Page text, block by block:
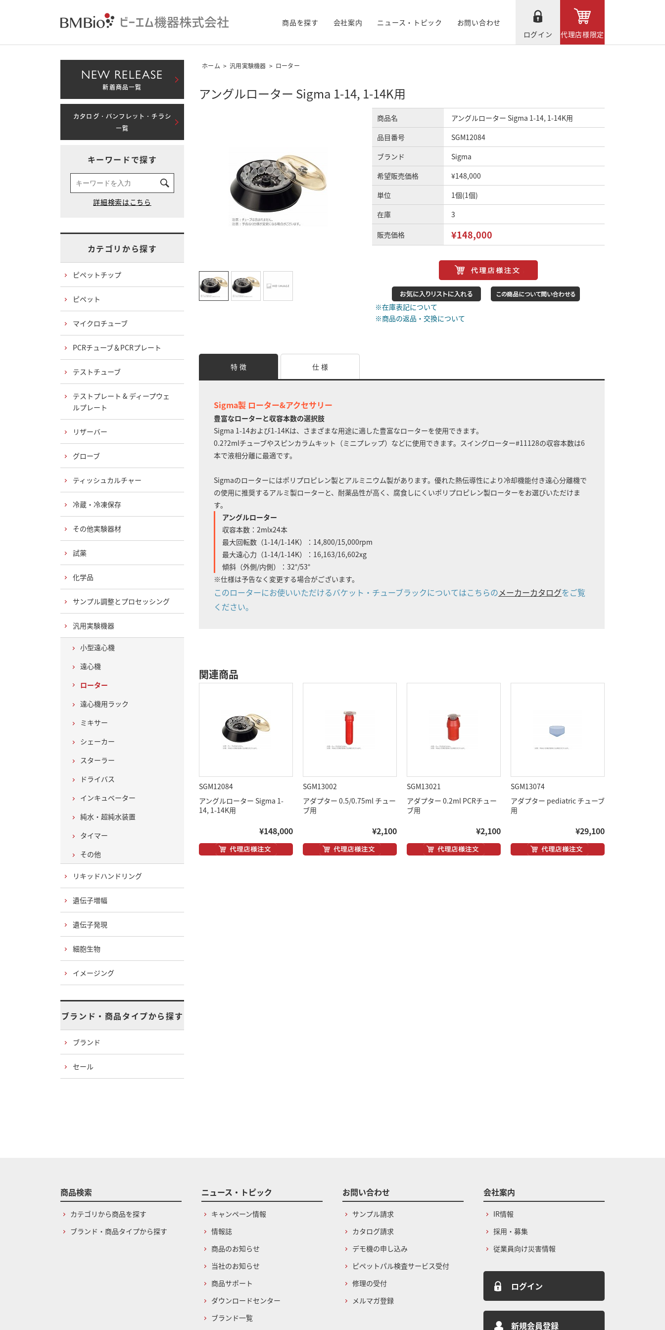
商品を探す 会社案内 ニュース・トピック
お問い合わせ
ログイン
代理店様限定
ホーム > 汎用実験機器 > ローター
アングルローター Sigma 1-14, 1-14K用
商品名
アングルローター Sigma 1-14, 1-14K用
品目番号
SGM12084
ブランド
Sigma
希望販売価格
¥148,000
単位
1個(1個)
在庫
3
販売価格 ¥148,000
※在庫表記について
※商品の返品・交換について
特 徴 仕 様
Sigma製 ローター&アクセサリー
豊富なローターと収容本数の選択肢
Sigma 1-14および1-14Kは、さまざまな用途に適した豊富なローターを使用できます。
0.2?2mlチューブやスピンカラムキット（ミニプレップ）などに使用できます。スイングローター#11128の収容本数は6
本で液相分離に最適です。
Sigmaのローターにはポリプロピレン製とアルミニウム製があります。優れた熱伝導性により冷却機能付き遠心分離機で
の使用に推奨するアルミ製ローターと、耐薬品性が高く、腐食しにくいポリプロピレン製ローターをお選びいただけま
す。
アングルローター
収容本数：2mlx24本
最大回転数（1-14/1-14K）：14,800/15,000rpm
最大遠心力（1-14/1-14K）：16,163/16,602xg
傾斜（外側/内側）：32°/53°
※仕様は予告なく変更する場合がございます。
このローターにお使いいただけるバケット・チューブラックについてはこちらのメーカーカタログをご覧
ください。
関連商品
SGM12084
アングルローター Sigma 1-
14, 1-14K用
¥148,000
SGM13002
アダプター 0.5/0.75ml チュー
ブ用
¥2,100
SGM13021
アダプター 0.2ml PCRチュー
ブ用
¥2,100
SGM13074
アダプター pediatric チューブ
用
¥29,100
NEW RELEASE
新着商品一覧
カタログ・パンフレット・チラシ
一覧
キーワードで探す
カテゴリから探す
ピペットチップ
ピペット
マイクロチューブ
PCRチューブ＆PCRプレート
テストチューブ
テストプレート & ディープウェ
ルプレート
リザーバー
グローブ
ティッシュカルチャー
冷蔵・冷凍保存
その他実験器材
試薬
化学品
サンプル調整とプロセッシング
汎用実験機器
小型遠心機
遠心機
ローター
遠心機用ラック
ミキサー
シェーカー
スターラー
ドライバス
インキュベーター
純水・超純水装置
タイマー
その他
リキッドハンドリング
遺伝子増幅
遺伝子発現
細胞生物
イメージング
ブランド・商品タイプから探す
ブランド
セール
商品検索
カテゴリから商品を探す
ブランド・商品タイプから探す
ニュース・トピック
キャンペーン情報
情報誌
商品のお知らせ
当社のお知らせ
商品サポート
ダウンロードセンター
ブランド一覧
お問い合わせ
サンプル請求
カタログ請求
デモ機の申し込み
ピペットパル検査サービス受付
修理の受付
メルマガ登録
会社案内
IR情報
採用・募集
従業員向け災害情報
ログイン
新規会員登録